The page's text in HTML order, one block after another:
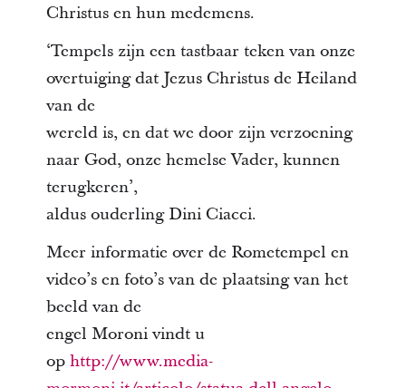
Christus en hun medemens.
‘Tempels zijn een tastbaar teken van onze
overtuiging dat Jezus Christus de Heiland
van de
wereld is, en dat we door zijn verzoening
naar God, onze hemelse Vader, kunnen
terugkeren’,
aldus ouderling Dini Ciacci.
Meer informatie over de Rometempel en
video’s en foto’s van de plaatsing van het
beeld van de
engel Moroni vindt u
op http://www.media-